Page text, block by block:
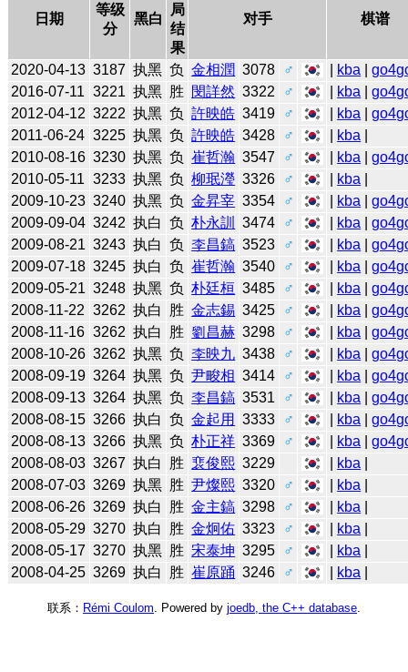
日期
等级
分
黑白
局
结
果
对手 棋谱
2020-04-13 3187 执黑 负 金相潤 3078 ♂ kba |
2016-07-11 3221 执黑 胜 閔詳然 3322 ♂ kba |
2012-04-12 3222 执黑 负 許映皓 3419 ♂ kba |
2011-06-24 3225 执黑 负 許映皓 3428 ♂ kba
2010-08-16 3230 执黑 负 崔哲瀚 3547 ♂ kba |
2010-05-11 3233 执黑 负 柳珉瀅 3326 ♂ kba
2009-10-23 3240 执黑 负 金昇宰 3354 ♂ kba |
2009-09-04 3242 执白 负 朴永訓 3474 ♂ kba |
2009-08-21 3243 执白 负 李昌鎬 3523 ♂ kba |
2009-07-18 3245 执白 负 崔哲瀚 3540 ♂ kba |
2009-05-21 3248 执黑 负 朴廷桓 3485 ♂ kba |
2008-11-22 3262 执白 胜 金志錫 3425 ♂ kba |
2008-11-16 3262 执白 胜 劉昌赫 3298 ♂ kba |
2008-10-26 3262 执黑 负 李映九 3438 ♂ kba |
2008-09-19 3264 执黑 负 尹畯相 3414 ♂ kba |
2008-09-13 3264 执黑 负 李昌鎬 3531 ♂ kba |
2008-08-15 3266 执白 负 金起用 3333 ♂ kba |
2008-08-13 3266 执黑 负 朴正祥 3369 ♂ kba |
2008-08-03 3267 执白 胜 裵俊熙 3229 kba
2008-07-03 3269 执黑 胜 尹燦熙 3320 ♂ kba
2008-06-26 3269 执白 胜 金主鎬 3298 ♂ kba
2008-05-29 3270 执白 胜 金炯佑 3323 ♂ kba
2008-05-17 3270 执黑 胜 宋泰坤 3295 ♂ kba
2008-04-25 3269 执白 胜 崔原踊 3246 ♂ kba
联系： Rémi Coulom . Powered by joedb, the C++ database